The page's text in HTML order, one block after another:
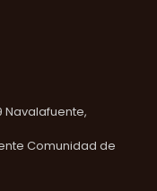
Navalafuente,
Comunidad de